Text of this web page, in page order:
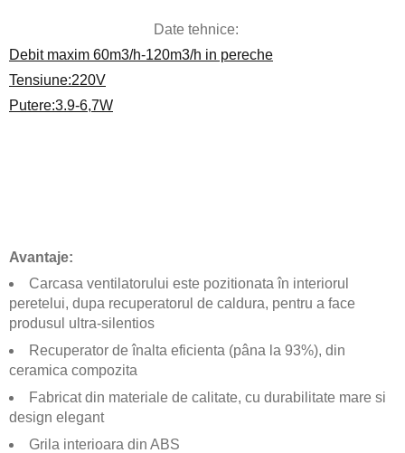
Date tehnice:
Debit maxim 60m3/h-120m3/h in pereche
Tensiune:220V
Putere:3.9-6,7W
Avantaje:
Carcasa ventilatorului este pozitionata în interiorul
peretelui, dupa recuperatorul de caldura, pentru a face
produsul ultra-silentios
Recuperator de înalta eficienta (pâna la 93%), din
ceramica compozita
Fabricat din materiale de calitate, cu durabilitate mare si
design elegant
Grila interioara din ABS